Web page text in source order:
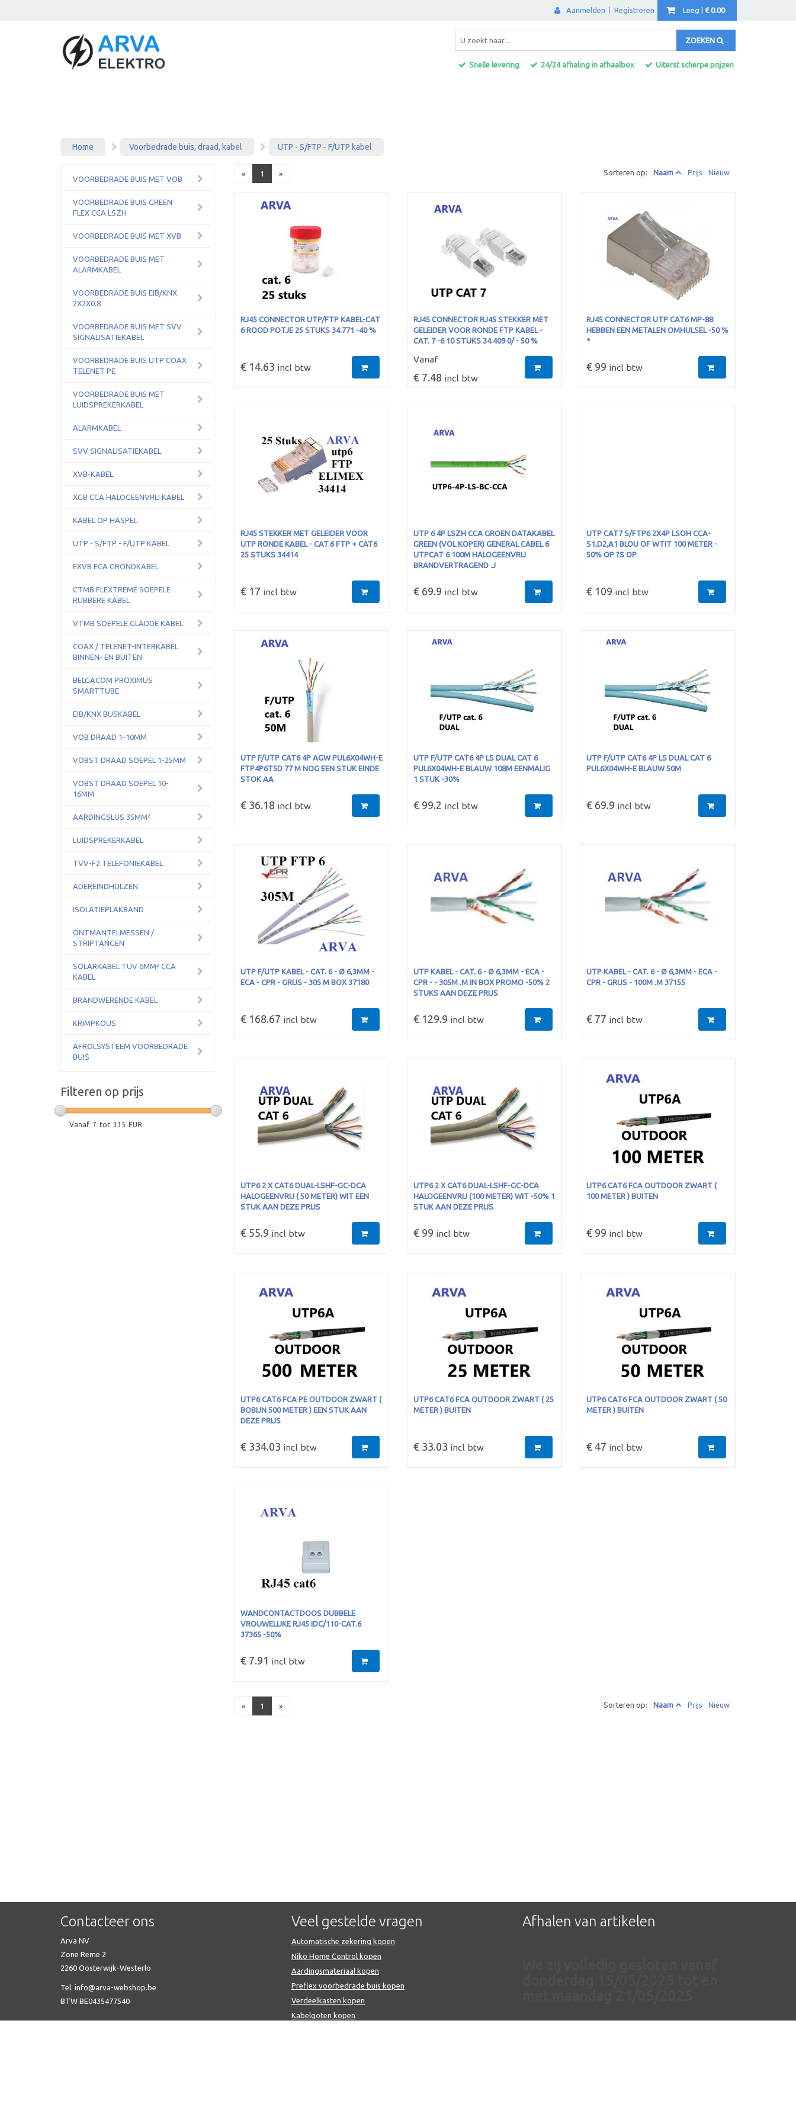
Aanmelden Registreren Leeg | € 0.00
ZOEKEN
Snelle levering 24/24 afhaling in afhaalbox Uiterst scherpe prijzen
Home Voorbedrade buis, draad, kabel UTP - S/FTP - F/UTP kabel
VOORBEDRADE BUIS MET VOB
VOORBEDRADE BUIS GREEN
FLEX CCA LSZH
VOORBEDRADE BUIS MET XVB
VOORBEDRADE BUIS MET
ALARMKABEL
VOORBEDRADE BUIS EIB/KNX
2X2X0.8
VOORBEDRADE BUIS MET SVV
SIGNALISATIEKABEL
VOORBEDRADE BUIS UTP COAX
TELENET PE
VOORBEDRADE BUIS MET
LUIDSPREKERKABEL
ALARMKABEL
SVV SIGNALISATIEKABEL
XVB-KABEL
XGB CCA HALOGEENVRIJ KABEL
KABEL OP HASPEL
UTP - S/FTP - F/UTP KABEL
EXVB ECA GRONDKABEL
CTMB FLEXTREME SOEPELE
RUBBERE KABEL
VTMB SOEPELE GLADDE KABEL
COAX / TELENET-INTERKABEL
BINNEN- EN BUITEN
BELGACOM PROXIMUS
SMARTTUBE
EIB/KNX BUSKABEL
VOB DRAAD 1-10MM
VOBST DRAAD SOEPEL 1-25MM
VOBST DRAAD SOEPEL 10-
16MM
AARDINGSLUS 35MM²
LUIDSPREKERKABEL
TVV-F2 TELEFONIEKABEL
ADEREINDHULZEN
ISOLATIEPLAKBAND
ONTMANTELMESSEN /
STRIPTANGEN
SOLARKABEL TUV 6MM² CCA
KABEL
BRANDWERENDE KABEL
KRIMPKOUS
AFROLSYSTEEM VOORBEDRADE
BUIS
Filteren op prijs
Vanaf 7 tot 335 EUR
« 1 » Sorteren op: Naam Prijs Nieuw
RJ45 CONNECTOR UTP/FTP KABEL-CAT
6 ROOD POTJE 25 STUKS 34.771 -40 %
€ 14.63 incl btw
RJ45 CONNECTOR RJ45 STEKKER MET
GELEIDER VOOR RONDE FTP KABEL -
CAT. 7 -6 10 STUKS 34.409 0/ - 50 %
Vanaf
€ 7.48 incl btw
RJ45 CONNECTOR UTP CAT6 MP-88
HEBBEN EEN METALEN OMHULSEL -50 %
*
€ 99 incl btw
RJ45 STEKKER MET GELEIDER VOOR
UTP RONDE KABEL - CAT.6 FTP + CAT6
25 STUKS 34414
€ 17 incl btw
UTP 6 4P LSZH CCA GROEN DATAKABEL
GREEN (VOL KOPER) GENERAL CABEL 6
UTPCAT 6 100M HALOGEENVRIJ
BRANDVERTRAGEND .J
€ 69.9 incl btw
UTP CAT7 S/FTP6 2X4P LSOH CCA-
S1,D2,A1 BLOU OF WTIT 100 METER -
50% OP ?S OP
€ 109 incl btw
UTP F/UTP CAT6 4P AGW PUL6X04WH-E
FTP4P6T5D 77 M NOG EEN STUK EINDE
STOK AA
€ 36.18 incl btw
UTP F/UTP CAT6 4P LS DUAL CAT 6
PUL6X04WH-E BLAUW 108M EENMALIG
1 STUK -30%
€ 99.2 incl btw
UTP F/UTP CAT6 4P LS DUAL CAT 6
PUL6X04WH-E BLAUW 50M
€ 69.9 incl btw
UTP F/UTP KABEL - CAT. 6 - Ø 6,3MM -
ECA - CPR - GRIJS - 305 M BOX 37180
€ 168.67 incl btw
UTP KABEL - CAT. 6 - Ø 6,3MM - ECA -
CPR - - 305M .M IN BOX PROMO -50% 2
STUKS AAN DEZE PRIJS
€ 129.9 incl btw
UTP KABEL - CAT. 6 - Ø 6,3MM - ECA -
CPR - GRIJS - 100M .M 37155
€ 77 incl btw
UTP6 2 X CAT6 DUAL-LSHF-GC-DCA
HALOGEENVRIJ ( 50 METER) WIT EEN
STUK AAN DEZE PRIJS
€ 55.9 incl btw
UTP6 2 X CAT6 DUAL-LSHF-GC-DCA
HALOGEENVRIJ (100 METER) WIT -50% 1
STUK AAN DEZE PRIJS
€ 99 incl btw
UTP6 CAT6 FCA OUTDOOR ZWART (
100 METER ) BUITEN
€ 99 incl btw
UTP6 CAT6 FCA PE OUTDOOR ZWART (
BOBIJN 500 METER ) EEN STUK AAN
DEZE PRIJS
€ 334.03 incl btw
UTP6 CAT6 FCA OUTDOOR ZWART ( 25
METER ) BUITEN
€ 33.03 incl btw
UTP6 CAT6 FCA OUTDOOR ZWART ( 50
METER ) BUITEN
€ 47 incl btw
WANDCONTACTDOOS DUBBELE
VROUWELIJKE RJ45 IDC/110-CAT.6
37365 -50%
€ 7.91 incl btw
« 1 » Sorteren op: Naam Prijs Nieuw
Contacteer ons
Arva NV
Zone Reme 2
2260 Oosterwijk-Westerlo
Tel. info@arva-webshop.be
BTW BE0435477540
Veel gestelde vragen
Automatische zekering kopen
Niko Home Control kopen
Aardingsmateriaal kopen
Preflex voorbedrade buis kopen
Verdeelkasten kopen
Kabelgoten kopen
Afhalen van artikelen